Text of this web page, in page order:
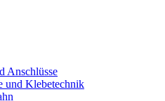
Anschlüsse
und Klebetechnik